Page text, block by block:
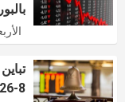
الأربعاء 5
8-2026